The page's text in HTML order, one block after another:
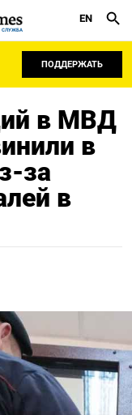
СЛУЖБА
EN
ПОДДЕРЖАТЬ
в МВД
в
за
в